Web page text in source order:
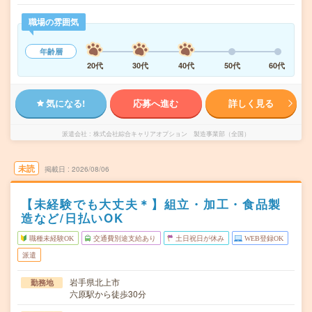
職場の雰囲気
年齢層
20代
30代 40代 50代 60代
気になる! 応募へ進む 詳しく見る
派遣会社 株式会社綜合キャリアオプション 製造事業部（全国）
未読 掲載日 2026/08/06
【未経験でも大丈夫＊】組立・加工・食品製
造など/日払いOK
職種未経験OK 交通費別途支給あり 土日祝日が休み WEB登録OK
派遣
勤務地
岩手県北上市
六原駅から徒歩30分